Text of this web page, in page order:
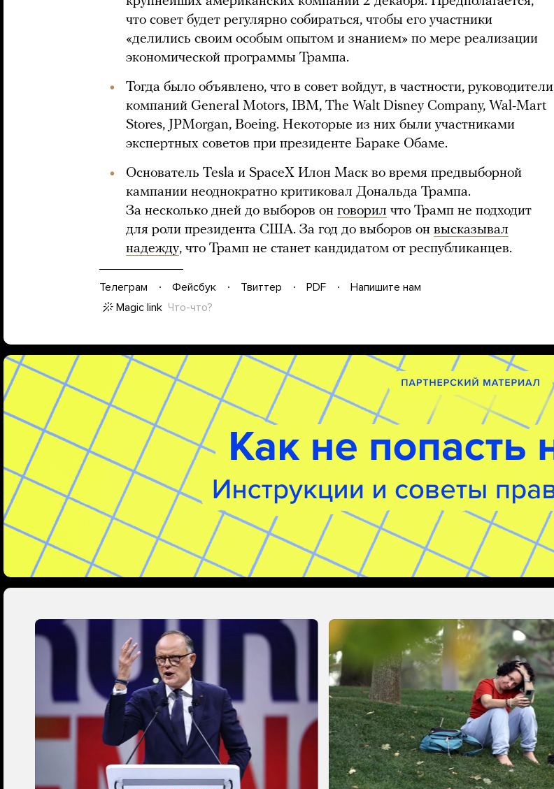
что совет будет регулярно собираться, чтобы его участники
«делились своим особым опытом и знанием» по мере реализации
экономической программы Трампа.
Тогда было объявлено, что в совет войдут, в частности, руководители
компаний General Motors, IBM, The Walt Disney Company, Wal-Mart
Stores, JPMorgan, Boeing. Некоторые из них были участниками
экспертных советов при президенте Бараке Обаме.
Основатель Tesla и SpaceX Илон Маск во время предвыборной
кампании неоднократно критиковал Дональда Трампа.
За несколько дней до выборов он говорил что Трамп не подходит
для роли президента США. За год до выборов он высказывал
надежду, что Трамп не станет кандидатом от республиканцев.
Телеграм Фейсбук Твиттер PDF
Напишите нам
Magic link Что-что?